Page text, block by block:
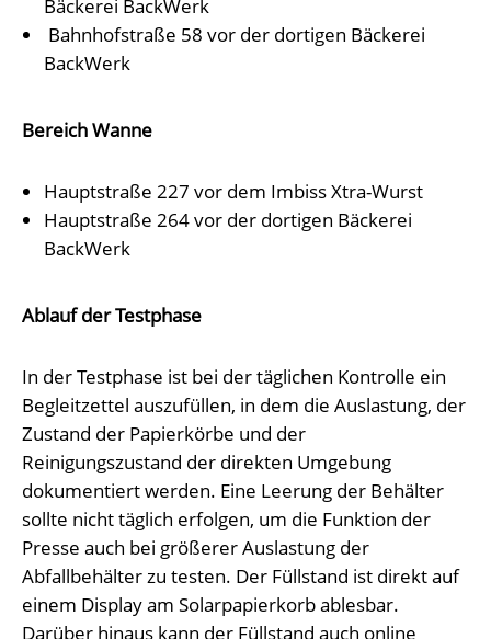
Bäckerei BackWerk
Bahnhofstraße 58 vor der dortigen Bäckerei
BackWerk
Bereich Wanne
Hauptstraße 227 vor dem Imbiss Xtra-Wurst
Hauptstraße 264 vor der dortigen Bäckerei
BackWerk
Ablauf der Testphase
In der Testphase ist bei der täglichen Kontrolle ein
Begleitzettel auszufüllen, in dem die Auslastung, der
Zustand der Papierkörbe und der
Reinigungszustand der direkten Umgebung
dokumentiert werden. Eine Leerung der Behälter
sollte nicht täglich erfolgen, um die Funktion der
Presse auch bei größerer Auslastung der
Abfallbehälter zu testen. Der Füllstand ist direkt auf
einem Display am Solarpapierkorb ablesbar.
Darüber hinaus kann der Füllstand auch online